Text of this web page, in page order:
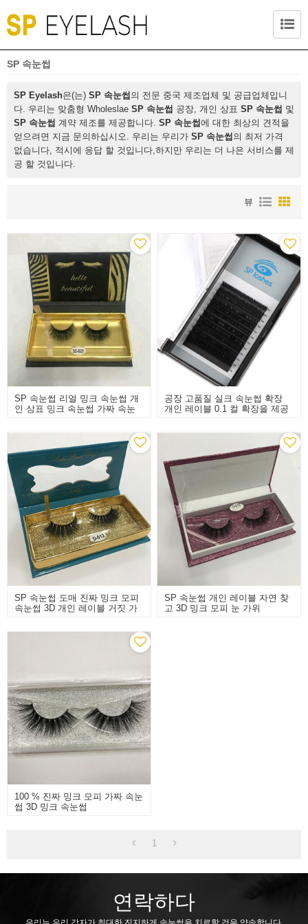
SP 속눈썹
SP Eyelash은(는) SP 속눈썹 의 전문 중국 제조업체 및 공급업체입니
다. 우리는 맞춤형 Wholeslae SP 속눈썹 공장, 개인 상표 SP 속눈썹 및
SP 속눈썹 계약 제조를 제공합니다. SP 속눈썹 에 대한 최상의 견적을
얻으려면 지금 문의하십시오. 우리는 우리가 SP 속눈썹 의 최저 가격
없습니다, 적시에 응답 할 것입니다,하지만 우리는 더 나은 서비스를 제
공 할 것입니다.
뷰
SP 속눈썹 리얼 밍크 속눈썹 개
인 상표 밍크 속눈썹 가짜 속눈
공장 고품질 실크 속눈썹 확장
개인 레이블 0.1 컬 확장을 제공
SP 속눈썹 도매 진짜 밍크 모피
속눈썹 3D 개인 레이블 거짓 가
SP 속눈썹 개인 레이블 자연 찾
고 3D 밍크 모피 눈 가위
100 % 진짜 밍크 모피 가짜 속눈
썹 3D 밍크 속눈썹
1
연락하다